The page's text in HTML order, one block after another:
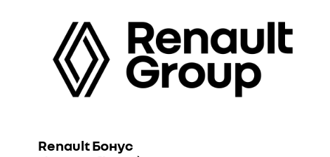
Renault Бонус